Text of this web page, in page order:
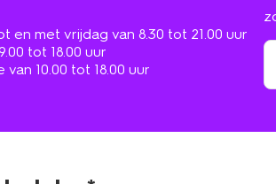
en met vrijdag van 8.30 tot 21.00 uur
tot 18.00 uur
10.00 tot 18.00 uur
in